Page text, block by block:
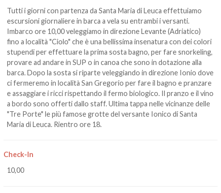
Tutti i giorni con partenza da Santa Maria di Leuca effettuiamo
escursioni giornaliere in barca a vela su entrambi i versanti.
Imbarco ore 10,00 veleggiamo in direzione Levante (Adriatico)
fino a località "Ciolo" che è una bellissima insenatura con dei colori
stupendi per effettuare la prima sosta bagno, per fare snorkeling,
provare ad andare in SUP o in canoa che sono in dotazione alla
barca. Dopo la sosta si riparte veleggiando in direzione Ionio dove
ci fermeremo in località San Gregorio per fare il bagno e pranzare
e assaggiare i ricci rispettando il fermo biologico. Il pranzo e il vino
a bordo sono offerti dallo staff. Ultima tappa nelle vicinanze delle
"Tre Porte" le più famose grotte del versante Ionico di Santa
Maria di Leuca. Rientro ore 18.
Check-In
10,00